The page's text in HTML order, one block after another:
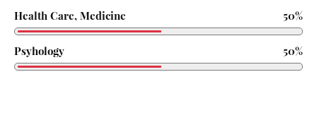
Health Care, Medicine 50%
Psyhology 50%